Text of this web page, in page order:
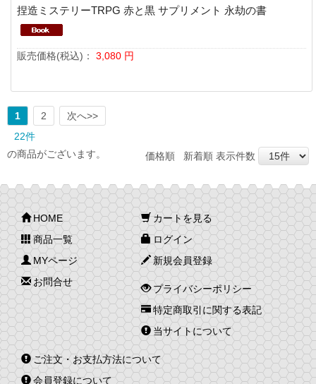
捏造ミステリーTRPG 赤と黒 サプリメント 永劫の書
販売価格(税込)： 3,080 円
1 2
次へ>>
22件
の商品がございます。
価格順 新着順 表示件数
HOME
商品一覧
MYページ
お問合せ
カートを見る
ログイン
新規会員登録
プライバシーポリシー
特定商取引に関する表記
当サイトについて
ご注文・お支払方法について
会員登録について